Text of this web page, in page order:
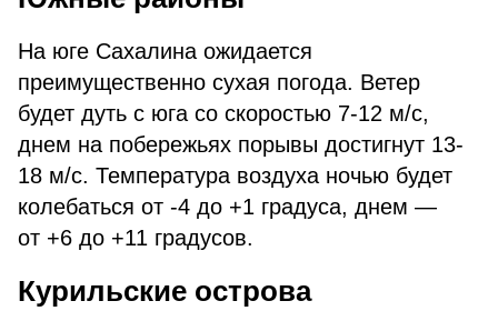
На юге Сахалина ожидается
преимущественно сухая погода. Ветер
будет дуть с юга со скоростью 7-12 м/с,
днем на побережьях порывы достигнут 13-
18 м/с. Температура воздуха ночью будет
колебаться от -4 до +1 градуса, днем —
от +6 до +11 градусов.
Курильские острова